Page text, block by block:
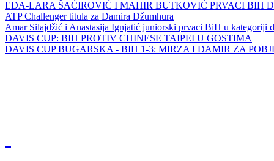
EDA-LARA ŠAĆIROVIĆ I MAHIR BUTKOVIĆ PRVACI BIH
ATP Challenger titula za Damira Džumhura
Amar Silajdžić i Anastasija Ignjatić juniorski prvaci BiH u kategoriji
DAVIS CUP: BIH PROTIV CHINESE TAIPEI U GOSTIMA
DAVIS CUP BUGARSKA - BIH 1-3: MIRZA I DAMIR ZA